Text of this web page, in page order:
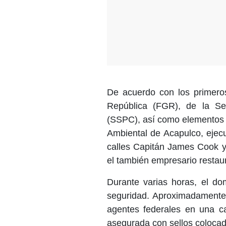
De acuerdo con los
República (FGR), de la
(SSPC), así como
Ambiental de Acapulco,
calles Capitán James Cook
el también empresario
Durante varias horas, el
seguridad.
agentes federales en una
asegurada con sellos